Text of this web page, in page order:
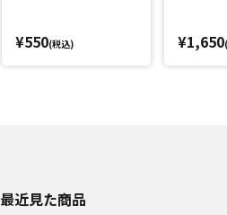
¥550(税込) ¥1,650
最近見た商品